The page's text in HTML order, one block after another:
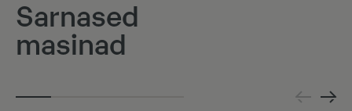
Sarnased
masinad